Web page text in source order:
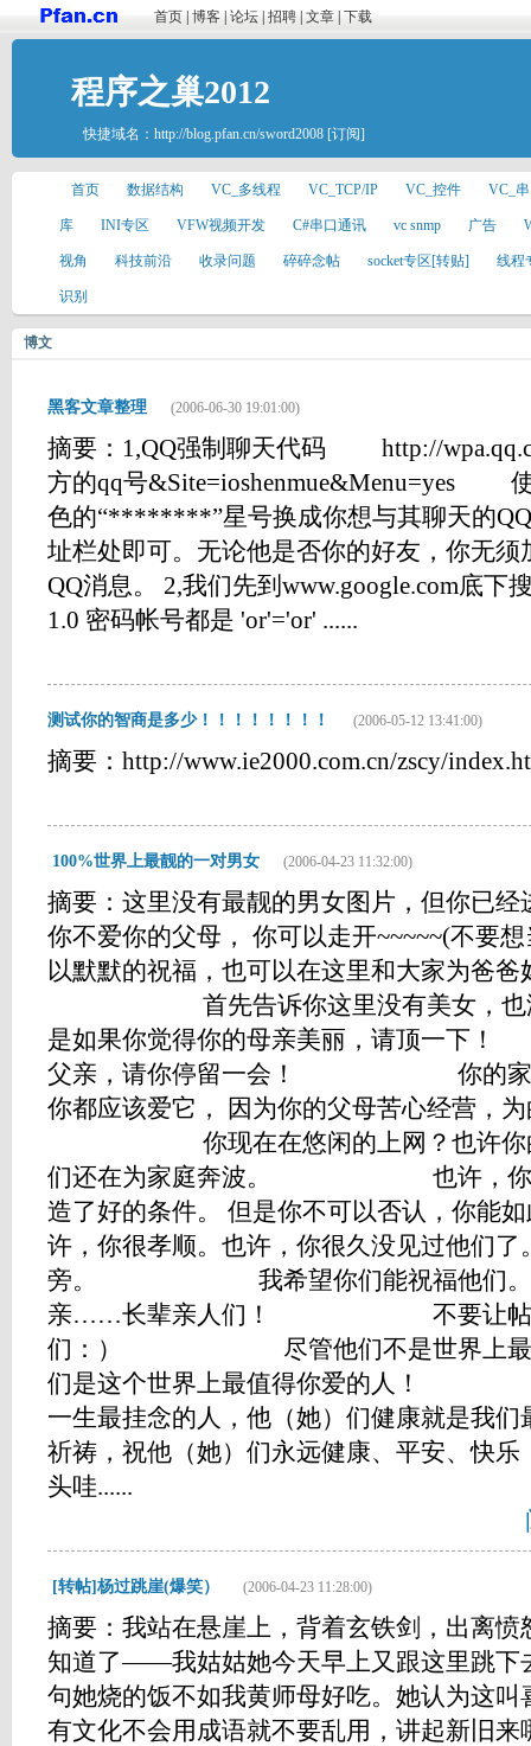
首页 博客 论坛 招聘 文章 下载
程序之巢2012
快捷域名： http://blog.pfan.cn/sword2008 [订阅]
首页 数据结构 VC_多线程 VC_TCP/IP VC_控件 VC_
库 INI专区 VFW视频开发 C#串口通讯 vc snmp 广告
视角 科技前沿 收录问题 碎碎念帖 socket专区[转贴] 线程
识别
博文
黑客文章整理 (2006-06-30 19:01:00)
摘要：1,QQ强制聊天代码 http://
方的qq号&Site=ioshenmue&Menu=yes
色的“********”星号换成你想与其聊天的
址栏处即可。无论他是否你的好友，你无须
QQ消息。 2,我们先到www.google.com底下
1.0 密码帐号都是 'or'='or' ......
测试你的智商是多少！！！！！！！！ (2006-05-12 13:41:00)
摘要：http://www.ie2000.com.cn/zscy/
100%世界上最靓的一对男女 (2006-04-23 11:32:00)
摘要：这里没有最靓的男女图片，但你已
你不爱你的父母， 你可以走开~~~~~(不要
以默默的祝福，也可以在这里和大家为爸
首先告诉你这里没有美女，也没
是如果你觉得你的母亲美丽，请顶
父亲，请你停留一会！ 你的家庭
你都应该爱它， 因为你的父母苦心经营，
你现在在悠闲的上网？也许你的
们还在为家庭奔波。 也许，你的
造了好的条件。 但是你不可以否认，你能
许，你很孝顺。也许，你很久没见过他们了
旁。 我希望你们能祝福他们。 常
亲……长辈亲人们！ 不要让帖子沉
们：） 尽管他们不是世界上最靓
们是这个世界上最值得你爱
一生最挂念的人，他（她）们健康就是我
祈祷，祝他（她）们永远健康、平安、快
头哇......
[转帖]杨过跳崖(爆笑） (2006-04-23 11:28:00)
摘要：我站在悬崖上，背着玄铁剑，出
知道了——我姑姑她今天早上又跟这里跳下
句她烧的饭不如我黄师母好吃。她认为这
有文化不会用成语就不要乱用，讲起新旧